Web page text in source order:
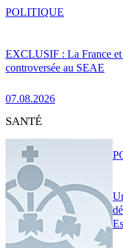
EXCLUSIF : La France
controversée au SEAE
07.08.2026
POLITIQUE
SANTÉ